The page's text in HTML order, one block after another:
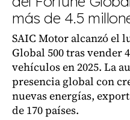
más de 4.5
SAIC Motor alcanzó el
Global 500 tras vender
vehículos en 2025. La
presencia global con
nuevas energías,
de 170 países.